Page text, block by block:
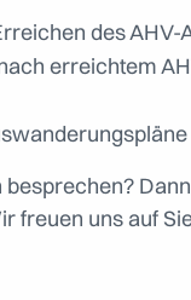
des AHV-
erreichtem
freuen uns auf